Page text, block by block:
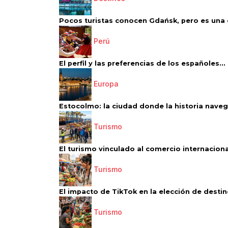
Pocos turistas conocen Gdańsk, pero es una
Perú
El perfil y las preferencias de los españoles...
Europa
Estocolmo: la ciudad donde la historia
Turismo
El turismo vinculado al comercio
Turismo
El impacto de TikTok en la elección de
Turismo